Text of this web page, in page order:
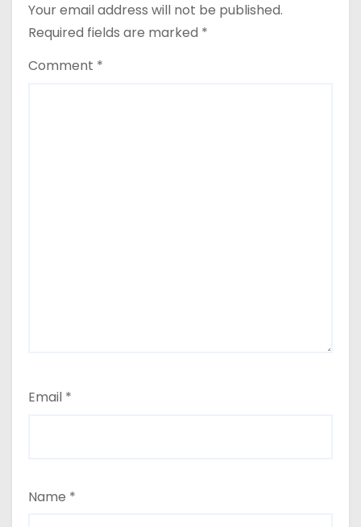
Your email address will not be published.
Required fields are marked *
Comment *
Email *
Name *